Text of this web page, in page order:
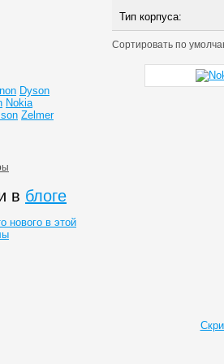
Тип корпуса:
Сортировать по
Dyson
Nokia
Zelmer
в блоге
нового в этой